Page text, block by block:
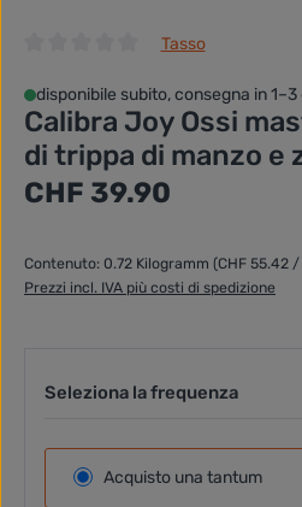
Tasso
disponibile subito, consegna in 1–3
Calibra Joy Ossi
di trippa di manzo e
Prezzo normale:
CHF 39.90
Contenuto: 0.72 Kilogramm (CHF 55.42
Prezzi incl. IVA più costi di spedizione
Seleziona la frequenza
Acquisto una tantum